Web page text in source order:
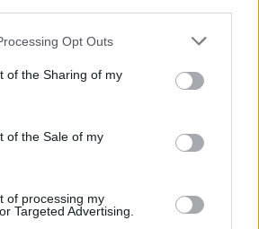
website/app uses one or more Google
or usage behaviour. You may click to
to Google and its third-party tags to
specified purposes in below Google
Opt Outs
of the Sharing of my
of the Sale of my
of processing my
Targeted Advertising.
we własnym zakresie
, to zrobił
bez korzystania z czyichś